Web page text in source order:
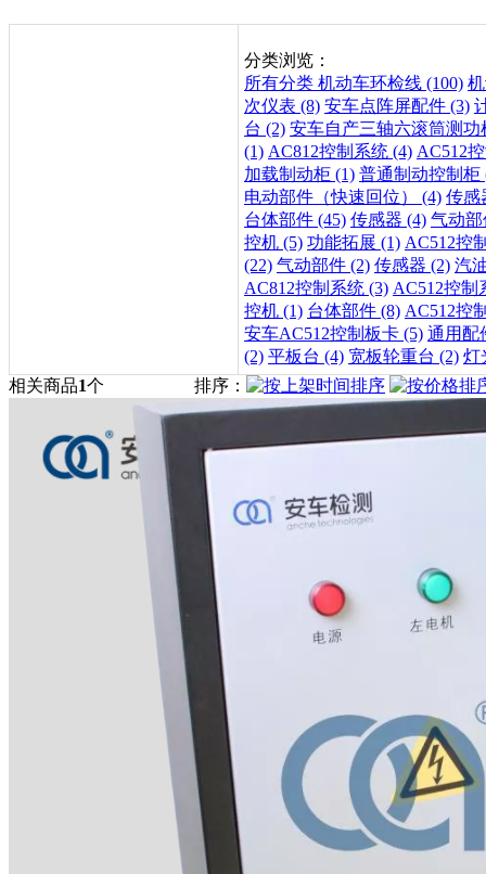
分类浏览：
所有分类 机动车环检线 (100)
次仪表 (8) 安车点阵屏配件 (3)
台 (2) 安车自产三轴六滚筒测功
(1) AC812控制系统 (4) AC512
加载制动柜 (1) 普通制动控制柜
电动部件（快速回位） (4) 传感
台体部件 (45) 传感器 (4) 气动部
控机 (5) 功能拓展 (1) AC512控
(22) 气动部件 (2) 传感器 (2) 汽
AC812控制系统 (3) AC512控制
控机 (1) 台体部件 (8) AC512控
安车AC512控制板卡 (5) 通用配
(2) 平板台 (4) 宽板轮重台 (2) 灯
相关商品1个 排序：